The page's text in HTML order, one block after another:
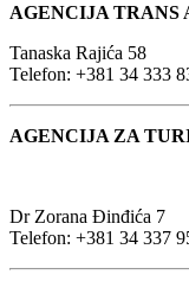
AGENCIJA TRANS
Tanaska Rajića 58
Telefon: +381 34 333
AGENCIJA ZA
Dr Zorana Đinđića 7
Telefon: +381 34 337